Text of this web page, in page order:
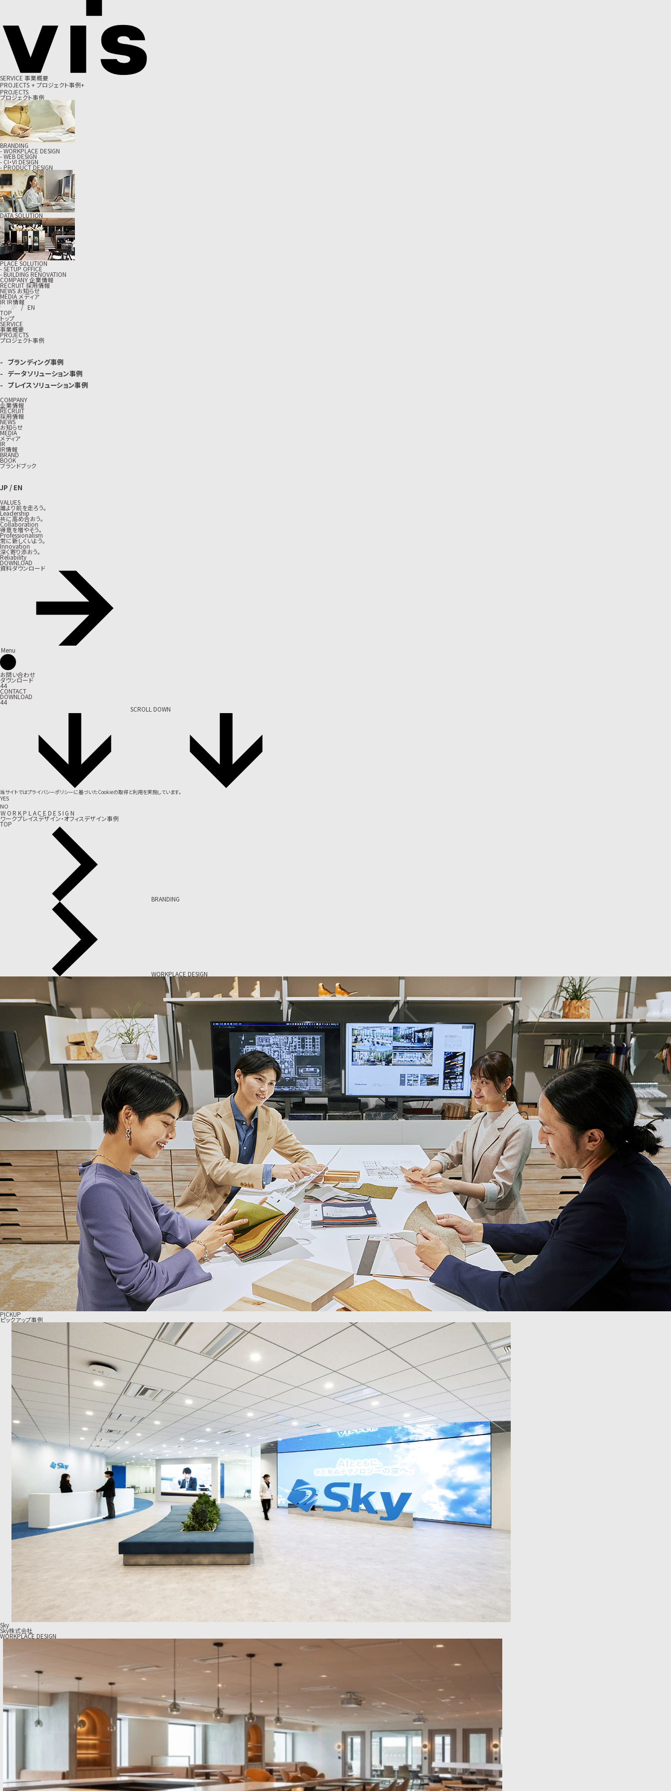
SERVICE 事業概要
PROJECTS +プロジェクト事例+
PROJECTS
プロジェクト事例
BRANDING
- WORKPLACE DESIGN
- WEB DESIGN
- CI・VI DESIGN
- PRODUCT DESIGN
DATA SOLUTION
PLACE SOLUTION
- SETUP OFFICE
- BUILDING RENOVATION
COMPANY企業情報
RECRUIT採用情報
NEWSお知らせ
MEDIAメディア
IRIR情報
JP / EN
TOP
トップ
SERVICE
事業概要
PROJECTS
プロジェクト事例
ブランディング事例
データソリューション事例
プレイスソリューション事例
COMPANY
企業情報
RECRUIT
採用情報
NEWS
お知らせ
MEDIA
メディア
IR
IR情報
BRAND
BOOK
ブランドブック
JP / EN
VALUES
誰より前を走ろう。
Leadership
共に高め合おう。
Collaboration
得意を増やそう。
Professionalism
常に新しくいよう。
Innovation
深く寄り添おう。
Reliability
DOWNLOAD
資料ダウンロード
Menu
お問い合わせ
ダウンロード
44
CONTACT
DOWNLOAD
44
SCROLL DOWN
当サイトではプライバシーポリシーに基づいたCookieの取得と利用を実施しています。
YES
NO
W OR KP L AC E DE SI G N
ワークプレイスデザイン・オフィスデザイン事例
TOP
BRANDING
WORKPLACE DESIGN
PICKUP
ピックアップ事例
Sky
Sky株式会社
WORKPLACE DESIGN